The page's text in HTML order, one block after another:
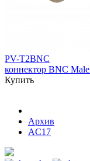
PV-T2BNC
коннектор BNC
Купить
Архив
AC17